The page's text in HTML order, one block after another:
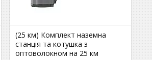
(25 км) Комплект наземна
станція та котушка з
оптоволокном на 25 км